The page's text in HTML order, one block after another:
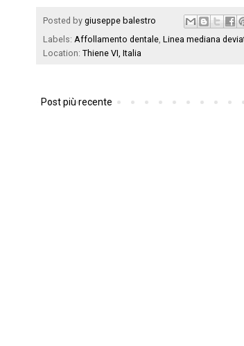
Posted by giuseppe balestro
Labels: Affollamento dentale, Linea mediana
Location: Thiene VI, Italia
Post più recente